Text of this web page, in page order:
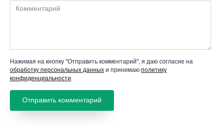
Комментарий
Нажимая на кнопку "Отправить комментарий", я даю согласие на
обработку персональных данных и принимаю политику
конфиденциальности